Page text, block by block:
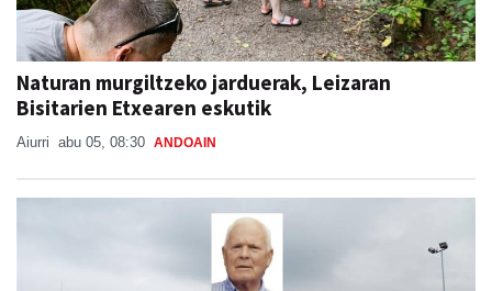
Naturan murgiltzeko jarduerak, Leizaran
Bisitarien Etxearen eskutik
Aiurri abu 05, 08:30 ANDOAIN